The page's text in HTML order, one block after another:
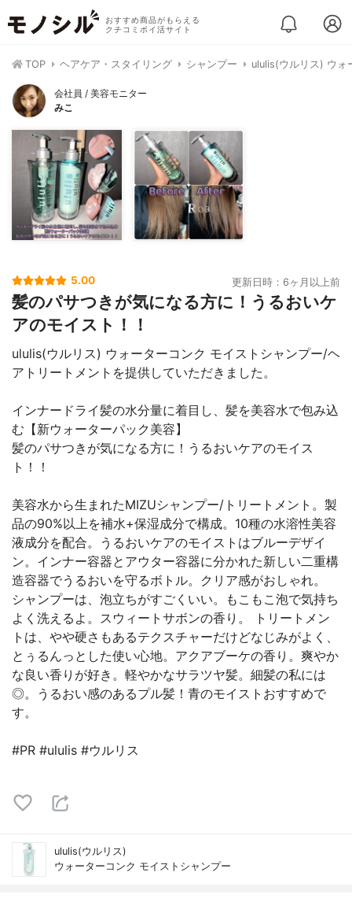
おすすめ商品がもらえる
クチコミポイ活サイト
TOP ヘアケア・スタイリング シャンプー ululis(ウルリス) ウォ
会社員 / 美容モニター
みこ
5.00 更新日時：6ヶ月以上前
髪のパサつきが気になる方に！うるおいケ
アのモイスト！！
ululis(ウルリス) ウォーターコンク モイストシャンプー/ヘ
アトリートメントを提供していただきました。
インナードライ髪の水分量に着目し、髪を美容水で包み込
む【新ウォーターパック美容】
髪のパサつきが気になる方に！うるおいケアのモイス
ト！！
美容水から生まれたMIZUシャンプー/トリートメント。製
品の90%以上を補水+保湿成分で構成。10種の水溶性美容
液成分を配合。うるおいケアのモイストはブルーデザイ
ン。インナー容器とアウター容器に分かれた新しい二重構
造容器でうるおいを守るボトル。クリア感がおしゃれ。
シャンプーは、泡立ちがすごくいい。もこもこ泡で気持ち
よく洗えるよ。スウィートサボンの香り。 トリートメン
トは、やや硬さもあるテクスチャーだけどなじみがよく、
とぅるんっとした使い心地。アクアブーケの香り。爽やか
な良い香りが好き。軽やかなサラツヤ髪。細髪の私には
◎。うるおい感のあるプル髪！青のモイストおすすめで
す。
#PR #ululis #ウルリス
ululis(ウルリス)
ウォーターコンク モイストシャンプー